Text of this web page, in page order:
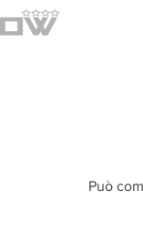
Può